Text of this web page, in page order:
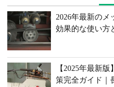
2026年最新のメ
効果的な使い方
【2025年最新
策完全ガイド｜